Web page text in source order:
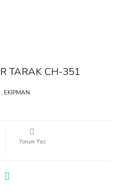
TARAK CH-351
, EKİPMAN
Yorum Yaz